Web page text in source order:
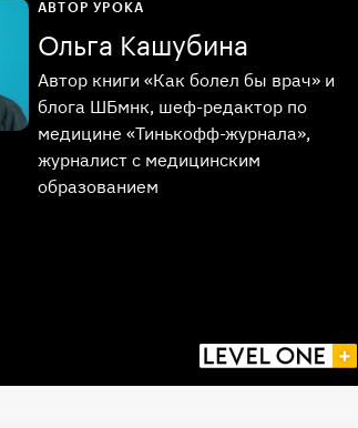
АВТОР УРОКА
Ольга Кашубина
Автор книги «Как болел бы врач» и
блога ШБмнк, шеф-редактор по
медицине «Тинькофф-журнала»,
журналист с медицинским
образованием